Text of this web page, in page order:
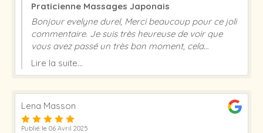
Praticienne Massages Japonais
Bonjour evelyne durel, Merci beaucoup pour ce joli
commentaire. Je suis très heureuse de voir que
vous avez passé un très bon moment, cela
m’encourage à continuer dans ce sens. Excellente
Lire la suite...
Lena Masson
Publié le 06 Avril 2025